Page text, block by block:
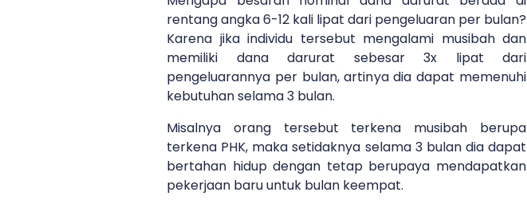
rentang angka 6-12 kali lipat dari pengeluaran per bulan?
Karena jika individu tersebut mengalami musibah dan
memiliki dana darurat sebesar 3x lipat dari
pengeluarannya per bulan, artinya dia dapat memenuhi
kebutuhan selama 3 bulan.
Misalnya orang tersebut terkena musibah berupa
terkena PHK, maka setidaknya selama 3 bulan dia dapat
bertahan hidup dengan tetap berupaya mendapatkan
pekerjaan baru untuk bulan keempat.